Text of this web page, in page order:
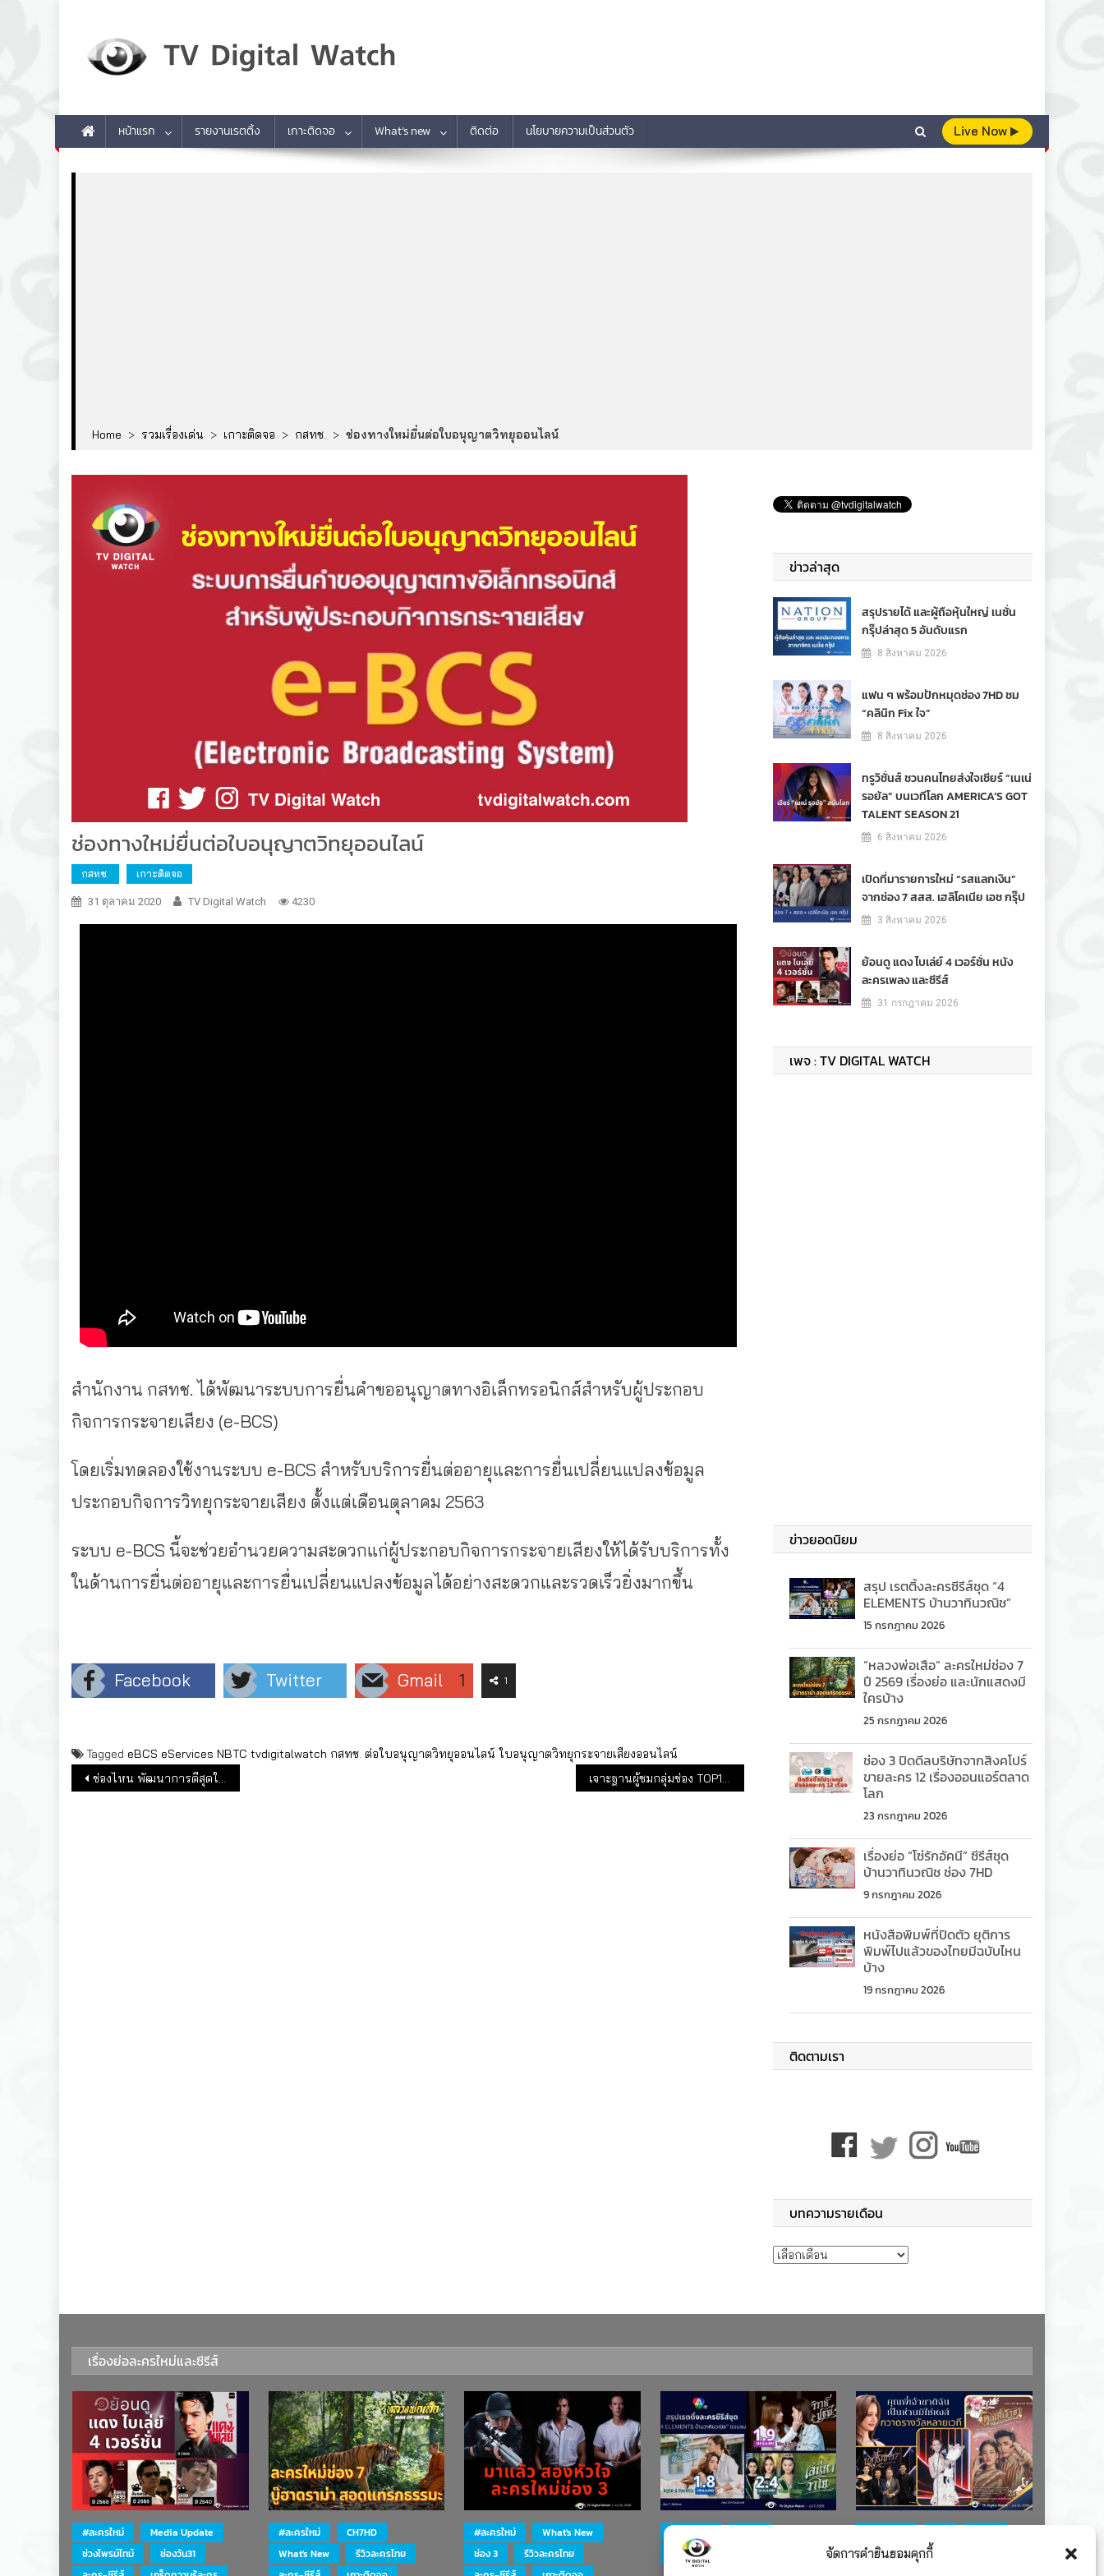
จัดการคำยินยอมคุกกี้
หน้าแรก รายงานเรตติ้ง เกาะติดจอ What’s new ติดต่อ นโยบายความเป็นส่วนตัว Live Now
Home > รวมเรื่องเด่น > เกาะติดจอ > กสทช. > ช่องทางใหม่ยื่นต่อใบอนุญาตวิทยุออนไลน์
ช่องทางใหม่ยื่นต่อใบอนุญาตวิทยุออนไลน์
กสทช. เกาะติดจอ
31 ตุลาคม 2020 TV Digital Watch 4230
สำนักงาน กสทช. ได้พัฒนาระบบการยื่นคำขออนุญาตทางอิเล็กทรอนิกส์สำหรับผู้ประกอบ
กิจการกระจายเสียง (e-BCS)
โดยเริ่มทดลองใช้งานระบบ e-BCS สำหรับบริการยื่นต่ออายุและการยื่นเปลี่ยนแปลงข้อมูล
ประกอบกิจการวิทยุกระจายเสียง ตั้งแต่เดือนตุลาคม 2563
ระบบ e-BCS นี้จะช่วยอำนวยความสะดวกแก่ผู้ประกอบกิจการกระจายเสียงให้ได้รับบริการทั้ง
ในด้านการยื่นต่ออายุและการยื่นเปลี่ยนแปลงข้อมูลได้อย่างสะดวกและรวดเร็วยิ่งมากขึ้น
Facebook Twitter Gmail 1 1
Tagged eBCS eServices NBTC tvdigitalwatch กสทช. ต่อใบอนุญาตวิทยุออนไลน์ ใบอนุญาตวิทยุกระจายเสียงออนไลน์
แนะแนวเรื่อง
ช่องไหน พัฒนาการดีสุดในไตรมาส 1-3 / 2563 เจาะฐานผู้ชมกลุ่มช่อง TOP10 ทีวีดิจิทัลในรอบ 9 เดือน ปี 63
ข่าวล่าสุด
สรุปรายได้ และผู้ถือหุ้นใหญ่ เนชั่น
กรุ๊ปล่าสุด 5 อันดับแรก
8 สิงหาคม 2026
แฟน ๆ พร้อมปักหมุดช่อง 7HD ชม
“คลินิก Fix ใจ”
8 สิงหาคม 2026
ทรูวิชั่นส์ ชวนคนไทยส่งใจเชียร์ “เนเน่
รอยัล” บนเวทีโลก AMERICA’S GOT
TALENT SEASON 21
6 สิงหาคม 2026
เปิดที่มารายการใหม่ “รสแลกเงิน”
จากช่อง 7 สสส. เฮลิโคเนีย เอช กรุ๊ป
3 สิงหาคม 2026
ย้อนดู แดง ไบเล่ย์ 4 เวอร์ชั่น หนัง
ละครเพลง และซีรีส์
31 กรกฎาคม 2026
เพจ : TV DIGITAL WATCH
ข่าวยอดนิยม
สรุป เรตติ้งละครซีรีส์ชุด “4
ELEMENTS บ้านวาทินวณิช”
15 กรกฎาคม 2026
“หลวงพ่อเสือ” ละครใหม่ช่อง 7
ปี 2569 เรื่องย่อ และนักแสดงมี
ใครบ้าง
25 กรกฎาคม 2026
ช่อง 3 ปิดดีลบริษัทจากสิงคโปร์
ขายละคร 12 เรื่องออนแอร์ตลาด
โลก
23 กรกฎาคม 2026
เรื่องย่อ “โซ่รักอัคนี” ซีรีส์ชุด
บ้านวาทินวณิช ช่อง 7HD
9 กรกฎาคม 2026
หนังสือพิมพ์ที่ปิดตัว ยุติการ
พิมพ์ไปแล้วของไทยมีฉบับไหน
บ้าง
19 กรกฎาคม 2026
ติดตามเรา
บทความรายเดือน
บทความรายเดือน
เรื่องย่อละครใหม่และซีรีส์
#ละครใหม่
Media Update
ช่วงไพรม์ไทม์
ช่องวัน31
#ละครใหม่
CH7HD
What's New
รีวิวละครไทย
#ละครใหม่
What's New
ช่อง 3
รีวิวละครไทย
ละคร-ซีรีส์
รางวัล
ละคร-ซีรีส์